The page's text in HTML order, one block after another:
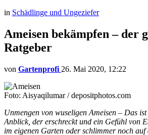
in Schädlinge und Ungeziefer
Ameisen bekämpfen – der
Ratgeber
von Gartenprofi 26. Mai 2020, 12:22
Foto: Aisyaqilumar / depositphotos.com
Unmengen von wuseligen Ameisen – Das
Anblick, der erschreckt und ein Gefühl von
im eigenen Garten oder schlimmer noch auf